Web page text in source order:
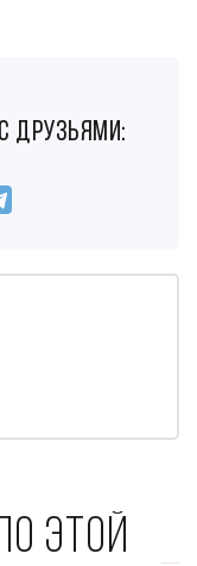
друзьями:
этой